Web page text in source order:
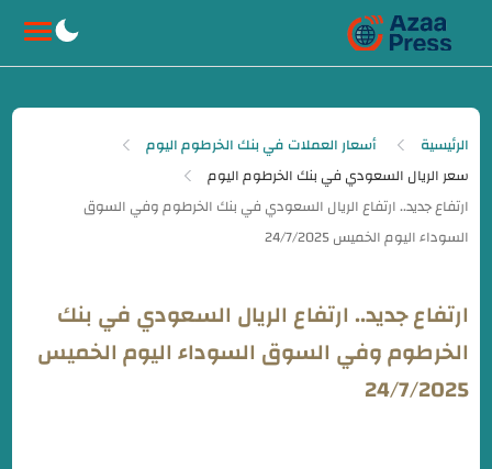
الرئيسية
أسعار العملات في بنك الخرطوم اليوم
سعر الريال السعودي في بنك الخرطوم اليوم
ارتفاع جديد.. ارتفاع الريال السعودي في بنك
الخرطوم وفي السوق السوداء اليوم الخميس
24/7/2025